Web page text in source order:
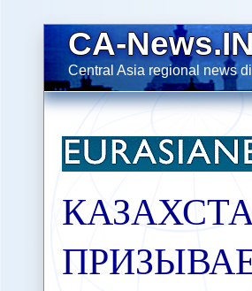
CA-
Central Asia regional news